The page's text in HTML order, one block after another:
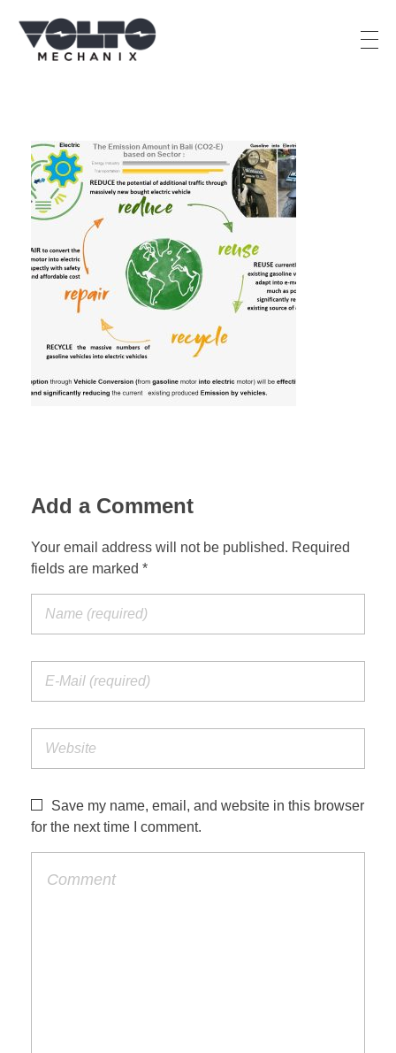
Add a Comment
Your email address will not be published. Required
fields are marked *
Save my name, email, and website in this browser
for the next time I comment.